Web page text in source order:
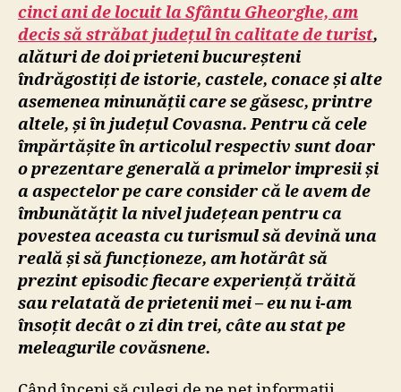
cinci ani de locuit la Sfântu Gheorghe, am
decis să străbat județul în calitate de turist,
alături de doi prieteni bucureșteni
îndrăgostiți de istorie, castele, conace și alte
asemenea minunății care se găsesc, printre
altele, și în județul Covasna. Pentru că cele
împărtășite în articolul respectiv sunt doar
o prezentare generală a primelor impresii și
a aspectelor pe care consider că le avem de
îmbunătățit la nivel județean pentru ca
povestea aceasta cu turismul să devină una
reală și să funcționeze, am hotărât să
prezint episodic fiecare experiență trăită
sau relatată de prietenii mei – eu nu i-am
însoțit decât o zi din trei, câte au stat pe
meleagurile covăsnene.